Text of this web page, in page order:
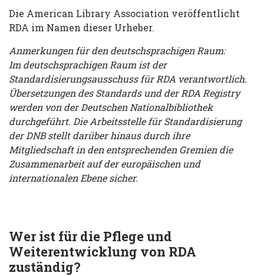
Die American Library Association veröffentlicht
RDA im Namen dieser Urheber.
Anmerkungen für den deutschsprachigen Raum:
Im deutschsprachigen Raum ist der
Standardisierungsausschuss für RDA verantwortlich.
Übersetzungen des Standards und der RDA Registry
werden von der Deutschen Nationalbibliothek
durchgeführt. Die Arbeitsstelle für Standardisierung
der DNB stellt darüber hinaus durch ihre
Mitgliedschaft in den entsprechenden Gremien die
Zusammenarbeit auf der europäischen und
internationalen Ebene sicher.
Wer ist für die Pflege und
Weiterentwicklung von RDA
zuständig?